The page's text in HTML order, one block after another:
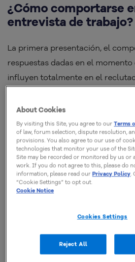
¿Cómo comportarse
entrevista de trabajo?
La primera presentación, el
respuestas dadas en el
influyen totalmente en el
oportunidad laboral y mira
¡Disfrútalo!
Ser puntual
Respetar los horarios de las
previamente es una forma de
Por lo tanto, llega al lugar a la
About Cookies
By visiting this Site, you agree to ourTerms
of law, forum selection, dispute resolution,
provisions. You also agree to our use of
technologies that monitor your use of the
Site may be recorded or monitored by us or
work. If you do not agree to this, please do
information, please read ourPrivacy Policy.
“Cookie Settings” to opt out.
Cookie Notice
Cookies Settings
Reject All